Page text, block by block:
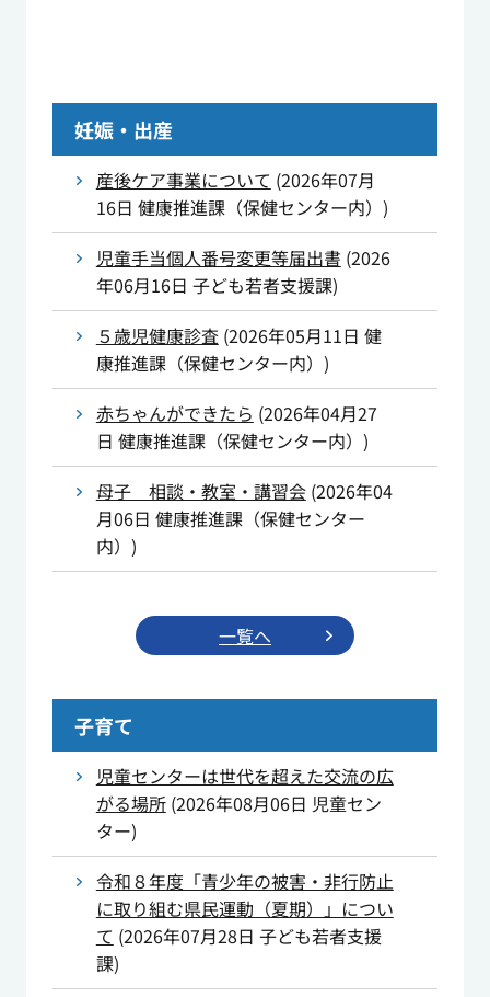
妊娠・出産
産後ケア事業について (2026年07月
16日 健康推進課（保健センター内） )
児童手当個人番号変更等届出書 (2026
年06月16日 子ども若者支援課)
５歳児健康診査(2026年05月11日 健
康推進課（保健センター内） )
赤ちゃんができたら (2026年04月27
日 健康推進課（保健センター内） )
母子 相談・教室・講習会(2026年04
月06日 健康推進課（保健センター
内） )
一覧へ
子育て
児童センターは世代を超えた交流の広
がる場所(2026年08月06日 児童セン
ター)
令和８年度「青少年の被害・非行防止
に取り組む県民運動（夏期）」につい
て (2026年07月28日 子ども若者支援
課)